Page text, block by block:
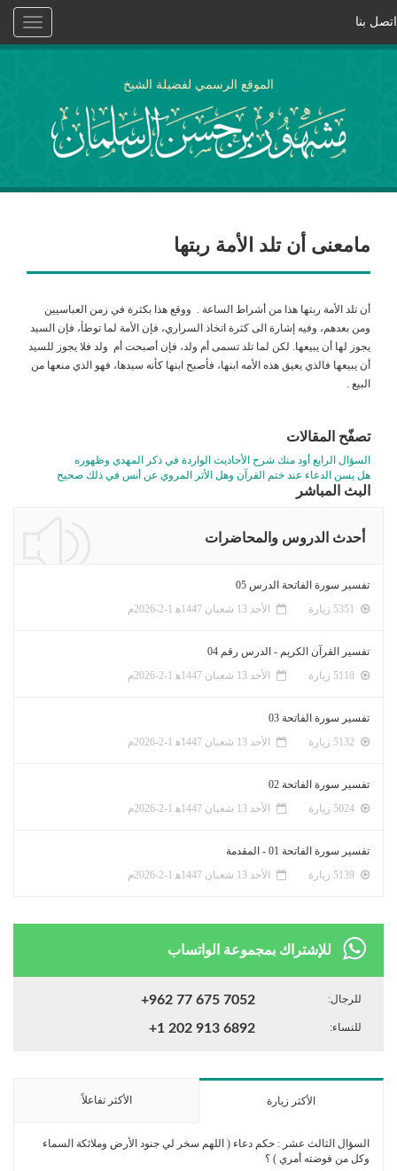
Toggle
اتصل بنا
الموقع الرسمي لفضيلة الشيخ
مامعنى أن تلد الأمة ربتها
أن تلد الأمة ربتها هذا من أشراط الساعة . ووقع هذا بكثرة في زمن العباسيين
ومن بعدهم، وفيه إشارة الى كثرة اتخاذ السراري، فإن الأمة لما توطأ، فإن السيد
يجوز لها أن يبيعها. لكن لما تلد تسمى أم ولد، فإن أصبحت أم ولد فلا يجوز للسيد
أن يبيعها فالذي يعيق هذه الأمه ابنها، فأصبح ابنها كأنه سيدها، فهو الذي منعها من
البيع .
تصفّح المقالات
السؤال الرابع أود منك شرح الأحاديث الواردة في ذكر المهدي وظهوره
هل يسن الدعاء عند ختم القرآن وهل الأثر المروي عن أنس في ذلك صحيح
البث المباشر
أحدث الدروس والمحاضرات
تفسير سورة الفاتحة الدرس 05
الأحد 13 شعبان 1447ﻫ 1-2-2026م
تفسير القرآن الكريم - الدرس رقم 04
الأحد 13 شعبان 1447ﻫ 1-2-2026م
تفسير سورة الفاتحة 03
الأحد 13 شعبان 1447ﻫ 1-2-2026م
تفسير سورة الفاتحة 02
الأحد 13 شعبان 1447ﻫ 1-2-2026م
تفسير سورة الفاتحة 01 - المقدمة
الأحد 13 شعبان 1447ﻫ 1-2-2026م
للإشتراك بمجموعة الواتساب
للرجال: +962 77 675 7052
للنساء: +1 202 913 6892
الأكثر زيارة الأكثر تفاعلاً
السؤال الثالث عشر : حكم دعاء ( اللهم سخر لي جنود الأرض وملائكة السماء
وكل من فوضته أمري ) ؟